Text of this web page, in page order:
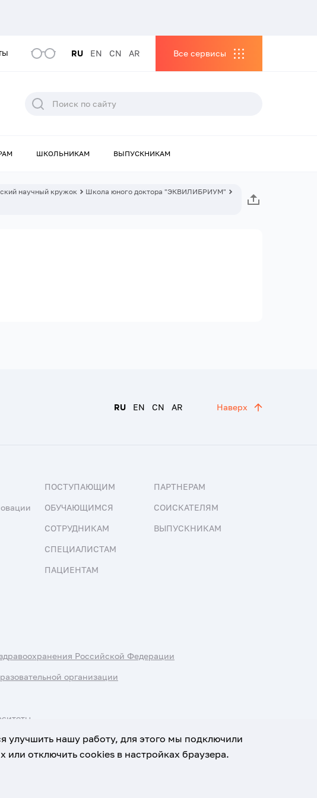
RU EN CN AR Все сервисы
ШКОЛЬНИКАМ ВЫПУСКНИКАМ
научный кружок
Школа юного доктора "ЭКВИЛИБРИУМ"
RU EN CN AR Наверх
ПОСТУПАЮЩИМ
ОБУЧАЮЩИМСЯ
СОТРУДНИКАМ
СПЕЦИАЛИСТАМ
ПАЦИЕНТАМ
ПАРТНЕРАМ
СОИСКАТЕЛЯМ
ВЫПУСКНИКАМ
Российской Федерации
организации
данных
улучшить нашу работу, для этого мы подключили
отключить cookies в настройках браузера.